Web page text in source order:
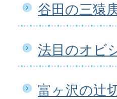
谷田の三猿
法目のオビ
富ヶ沢の辻